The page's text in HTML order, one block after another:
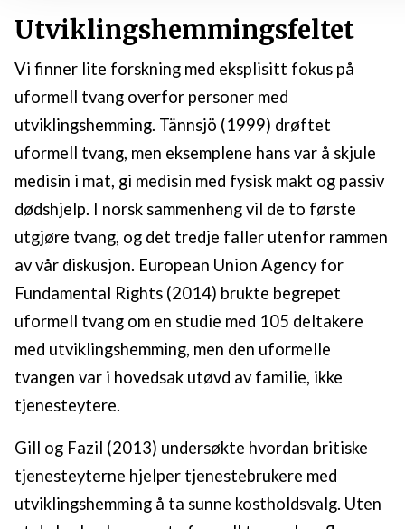
Utviklingshemmingsfeltet
Vi finner lite forskning med eksplisitt fokus på
uformell tvang overfor personer med
utviklingshemming. Tännsjö (1999) drøftet
uformell tvang, men eksemplene hans var å skjule
medisin i mat, gi medisin med fysisk makt og passiv
dødshjelp. I norsk sammenheng vil de to første
utgjøre tvang, og det tredje faller utenfor rammen
av vår diskusjon. European Union Agency for
Fundamental Rights (2014) brukte begrepet
uformell tvang om en studie med 105 deltakere
med utviklingshemming, men den uformelle
tvangen var i hovedsak utøvd av familie, ikke
tjenesteytere.
Gill og Fazil (2013) undersøkte hvordan britiske
tjenesteyterne hjelper tjenestebrukere med
utviklingshemming å ta sunne kostholdsvalg. Uten